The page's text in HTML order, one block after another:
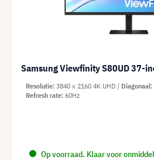
Samsung Viewfinity S80UD 37-
Op voorraad. Klaar voor
Resolutie 3840 x 2160 4K UHD Diagonaal
Refresh rate 60Hz